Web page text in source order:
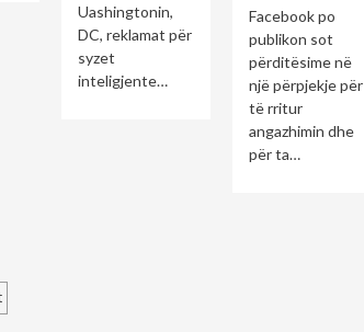
Uashingtonin,
DC, reklamat për
syzet
inteligjente…
Facebook po
publikon sot
përditësime në
një përpjekje për
të rritur
angazhimin dhe
për ta…